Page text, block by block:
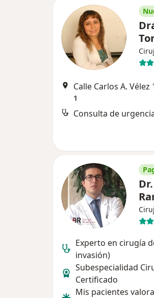
Calle Carlos A. Vélez
1
Experto en cirugía
invasión)
Subespecialidad
Certificado
Mis pacientes